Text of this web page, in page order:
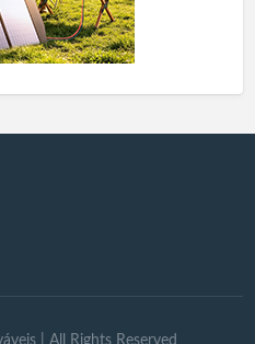
| All Rights Reserved